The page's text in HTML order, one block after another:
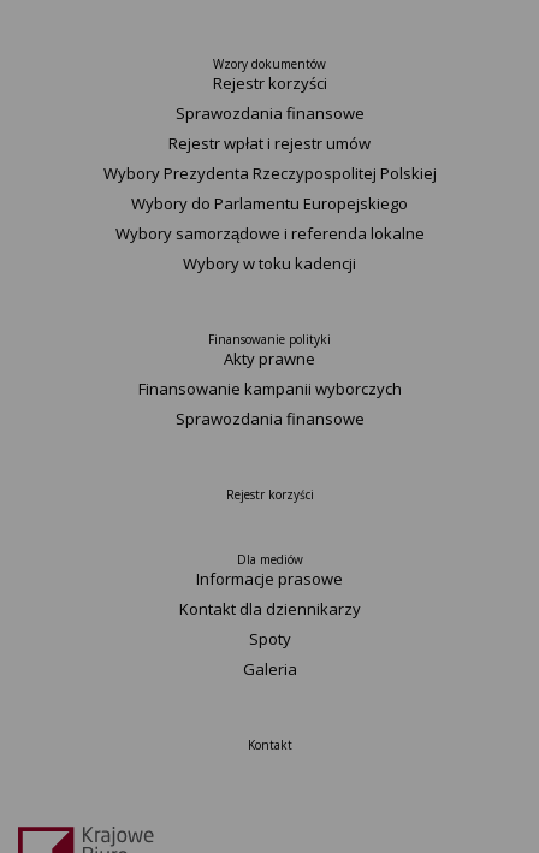
Wzory dokumentów
Rejestr korzyści
Sprawozdania finansowe
Rejestr wpłat i rejestr umów
Wybory Prezydenta Rzeczypospolitej Polskiej
Wybory do Parlamentu Europejskiego
Wybory samorządowe i referenda lokalne
Wybory w toku kadencji
Finansowanie polityki
Akty prawne
Finansowanie kampanii wyborczych
Sprawozdania finansowe
Rejestr korzyści
Dla mediów
Informacje prasowe
Kontakt dla dziennikarzy
Spoty
Galeria
Kontakt